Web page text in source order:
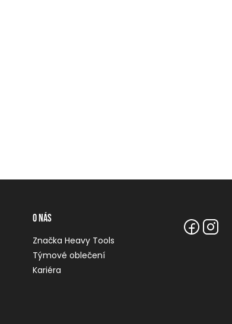
O nás
Značka Heavy Tools
Týmové oblečení
Kariéra